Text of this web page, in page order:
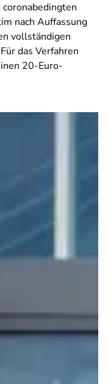
nach Auffassung
vollständigen
das Verfahren
20-Euro-